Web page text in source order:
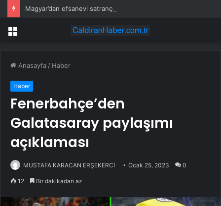
Magyar’dan efsanevi satranççıya cumhurbaşkanlığı teklifi
Menü
Anasayfa / Haber
Haber
Fenerbahçe’den
Galatasaray paylaşımı
açıklaması
MUSTAFA KARACAN ERŞEKERCİ Ocak 25, 2023 0
12 Bir dakikadan az